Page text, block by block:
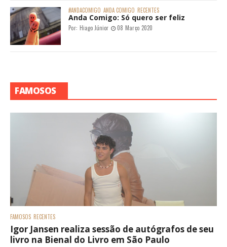
#ANDACOMIGO ANDA COMIGO RECENTES
Anda Comigo: Só quero ser feliz
Por: Hiago Júnior 08 Março 2020
FAMOSOS
FAMOSOS RECENTES
Igor Jansen realiza sessão de autógrafos de seu
livro na Bienal do Livro em São Paulo